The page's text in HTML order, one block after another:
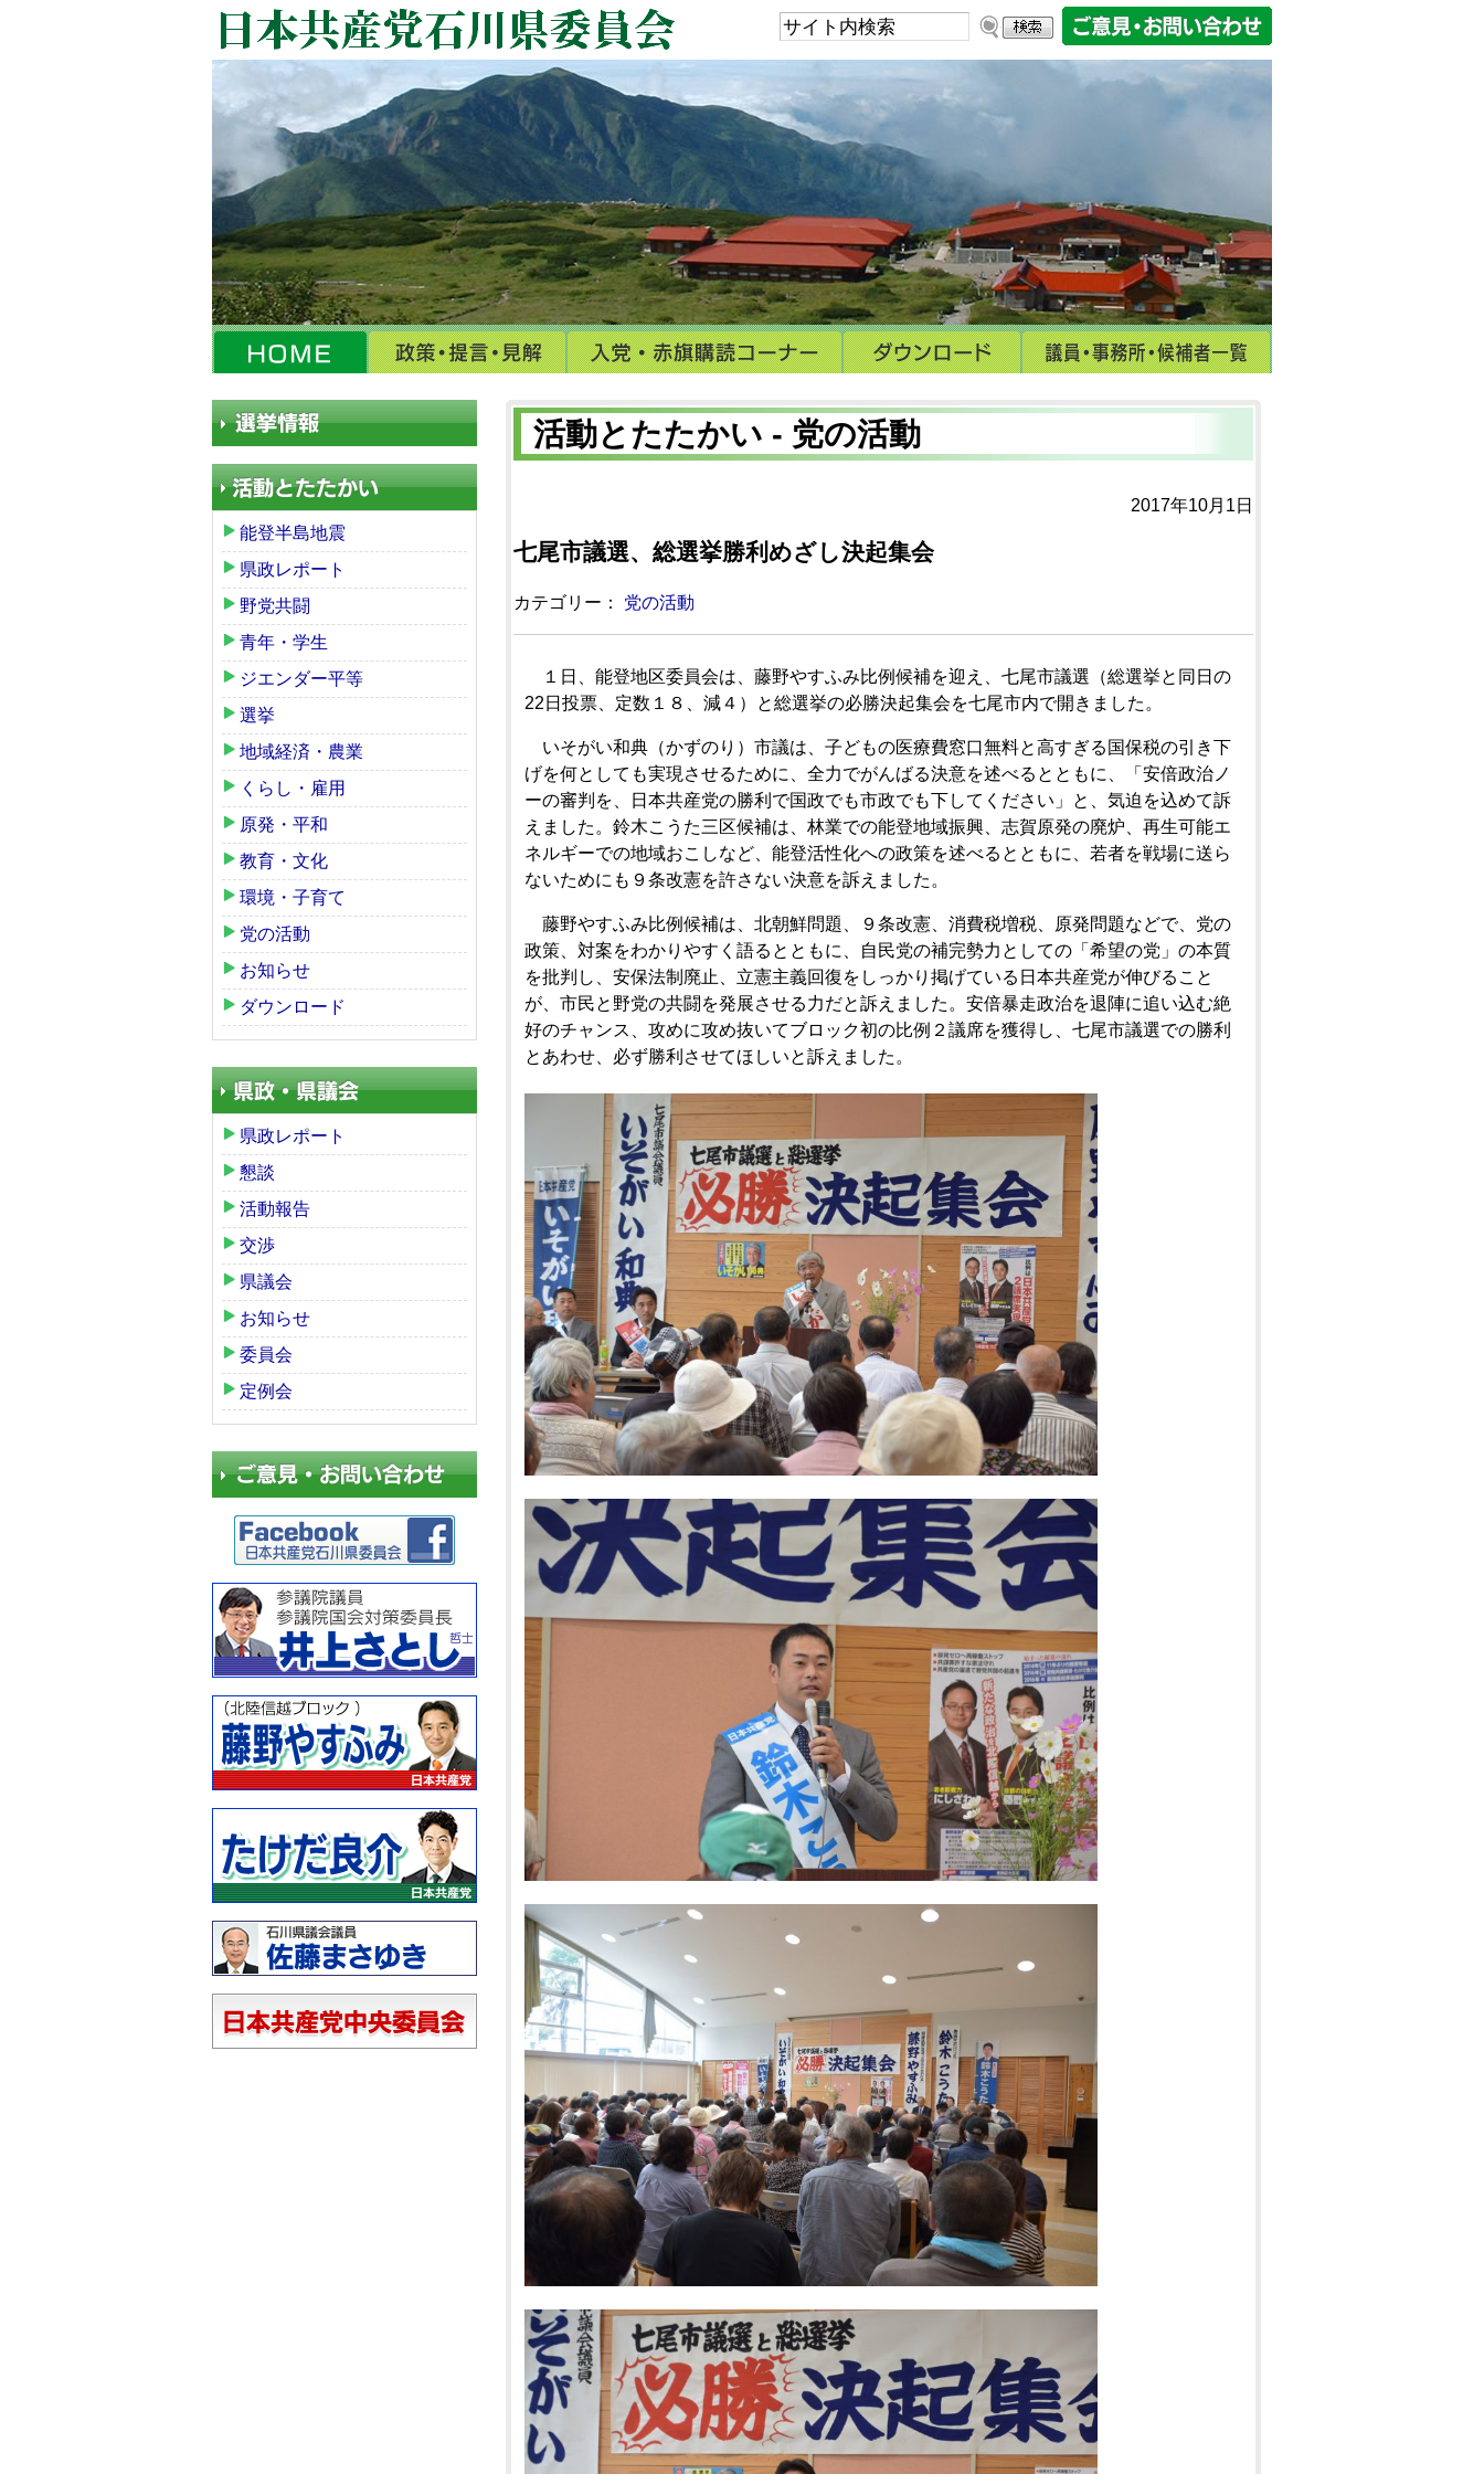
活動とたたかい - 党の活動
2017年10月1日
七尾市議選、総選挙勝利めざし決起集会
カテゴリー： 党の活動
１日、能登地区委員会は、藤野やすふみ比例候補を迎え、七尾市議選（総選挙と同日の
22日投票、定数１８、減４）と総選挙の必勝決起集会を七尾市内で開きました。
いそがい和典（かずのり）市議は、子どもの医療費窓口無料と高すぎる国保税の引き下
げを何としても実現させるために、全力でがんばる決意を述べるとともに、「安倍政治ノ
ーの審判を、日本共産党の勝利で国政でも市政でも下してください」と、気迫を込めて訴
えました。鈴木こうた三区候補は、林業での能登地域振興、志賀原発の廃炉、再生可能エ
ネルギーでの地域おこしなど、能登活性化への政策を述べるとともに、若者を戦場に送ら
ないためにも９条改憲を許さない決意を訴えました。
藤野やすふみ比例候補は、北朝鮮問題、９条改憲、消費税増税、原発問題などで、党の
政策、対案をわかりやすく語るとともに、自民党の補完勢力としての「希望の党」の本質
を批判し、安保法制廃止、立憲主義回復をしっかり掲げている日本共産党が伸びること
が、市民と野党の共闘を発展させる力だと訴えました。安倍暴走政治を退陣に追い込む絶
好のチャンス、攻めに攻め抜いてブロック初の比例２議席を獲得し、七尾市議選での勝利
とあわせ、必ず勝利させてほしいと訴えました。
能登半島地震
県政レポート
野党共闘
青年・学生
ジエンダー平等
選挙
地域経済・農業
くらし・雇用
原発・平和
教育・文化
環境・子育て
党の活動
お知らせ
ダウンロード
県政レポート
懇談
活動報告
交渉
県議会
お知らせ
委員会
定例会